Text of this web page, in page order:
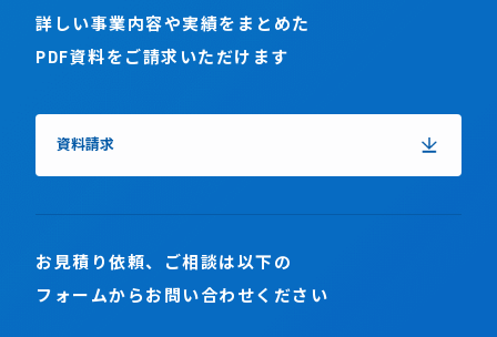
詳しい事業内容や実績をまとめた
PDF資料をご請求いただけます
資料請求
お見積り依頼、ご相談は以下の
フォームからお問い合わせください